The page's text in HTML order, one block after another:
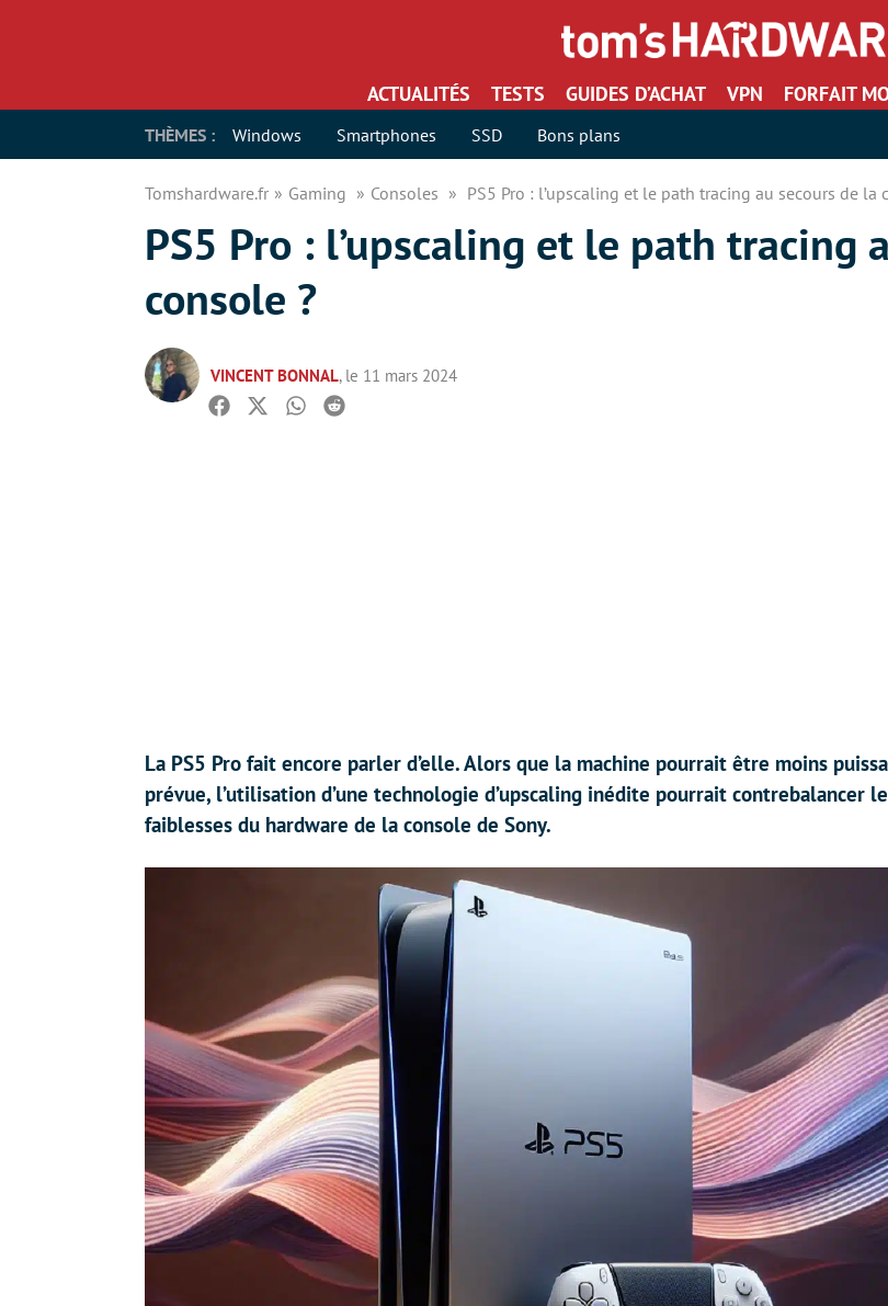
ACTUALITÉS TESTS GUIDES D’ACHAT VPN FORFAIT
THÈMES : Windows Smartphones SSD Bons plans
Tomshardware.fr Gaming Consoles PS5 Pro : l’upscaling et le path tracing au secours de la
PS5 Pro : l’upscaling et le path tracing
console ?
VINCENT BONNAL, le 11 mars 2024
Facebook
TwitterWhatsapp
Reddit
La PS5 Pro fait encore parler d’elle. Alors que la machine pourrait être moins
prévue, l’utilisation d’une technologie d’upscaling inédite pourrait contrebalancer
faiblesses du hardware de la console de Sony.